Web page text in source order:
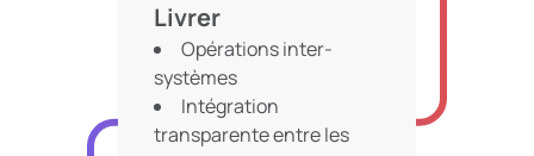
Livrer
Opérations inter-
systèmes
Intégration
transparente entre les